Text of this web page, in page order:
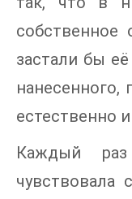
собственное
застали бы
нанесенного,
естественно
Каждый
чувствовала